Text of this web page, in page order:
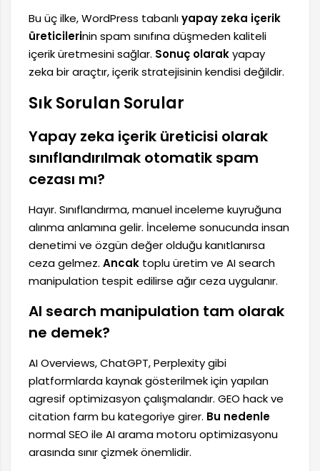
Bu üç ilke, WordPress tabanlıyapay zeka içerik
üreticilerinin spam sınıfına düşmeden kaliteli
içerik üretmesini sağlar. Sonuç olarakyapay
zeka bir araçtır, içerik stratejisinin kendisi değildir.
Sık Sorulan Sorular
Yapay zeka içerik üreticisi olarak
sınıflandırılmak otomatik spam
cezası mı?
Hayır. Sınıflandırma, manuel inceleme kuyruğuna
alınma anlamına gelir. İnceleme sonucunda insan
denetimi ve özgün değer olduğu kanıtlanırsa
ceza gelmez. Ancak toplu üretim ve AI search
manipulation tespit edilirse ağır ceza uygulanır.
AI search manipulation tam olarak
ne demek?
AI Overviews, ChatGPT, Perplexity gibi
platformlarda kaynak gösterilmek için yapılan
agresif optimizasyon çalışmalarıdır. GEO hack ve
citation farm bu kategoriye girer. Bu nedenle
normal SEO ile AI arama motoru optimizasyonu
arasında sınır çizmek önemlidir.